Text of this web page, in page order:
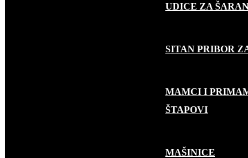
UDICE ZA
SITAN PRIBOR
MAMCI I
RIBOLOV GRABLJIVICA
ŠTAPOVI
MAŠINICE